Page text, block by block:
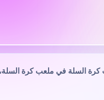
القدمين نحو المحيط، لوح